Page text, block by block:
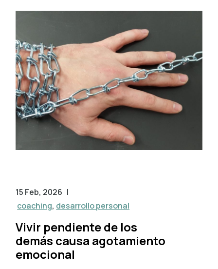
15 Feb, 2026 |
coaching, desarrollo personal
Vivir pendiente de los
demás causa agotamiento
emocional